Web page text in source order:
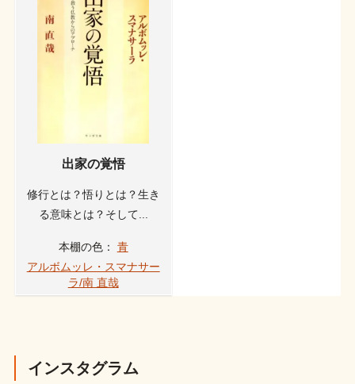
出家の覚悟
修行とは？悟りとは？生き
る意味とは？そして...
本棚の色： 青
アルボムッレ・スマナサー
ラ/南 直哉
インスタグラム